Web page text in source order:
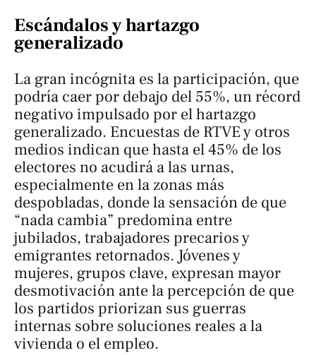
Escándalos y hartazgo
generalizado
La gran incógnita es la participación, que
podría caer por debajo del 55%, un récord
negativo impulsado por el hartazgo
generalizado. Encuestas de RTVE y otros
medios indican que hasta el 45% de los
electores no acudirá a las urnas,
especialmente en la zonas más
despobladas, donde la sensación de que
“nada cambia” predomina entre
jubilados, trabajadores precarios y
emigrantes retornados. Jóvenes y
mujeres, grupos clave, expresan mayor
desmotivación ante la percepción de que
los partidos priorizan sus guerras
internas sobre soluciones reales a la
vivienda o el empleo.​